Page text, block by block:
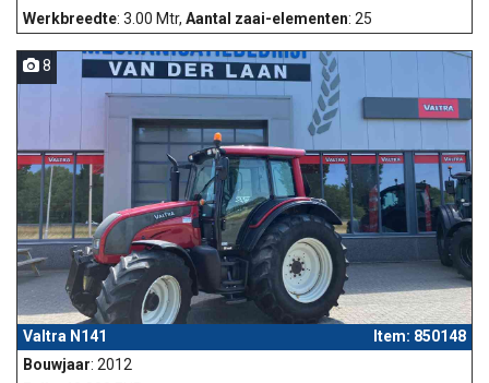
Werkbreedte: 3.00 Mtr, Aantal zaai-elementen: 25
8
Valtra N141
Item: 850148
Bouwjaar: 2012